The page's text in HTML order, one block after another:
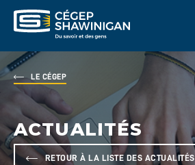
LE CÉGEP
ACTUALITÉS
RETOUR À LA LISTE DES ACTUALITÉS